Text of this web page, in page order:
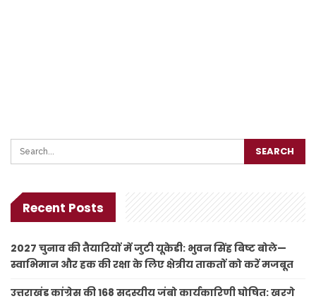
Recent Posts
2027 चुनाव की तैयारियों में जुटी यूकेडी: भुवन सिंह बिष्ट बोले—
स्वाभिमान और हक की रक्षा के लिए क्षेत्रीय ताकतों को करें मजबूत
उत्तराखंड कांग्रेस की 168 सदस्यीय जंबो कार्यकारिणी घोषित: खरगे